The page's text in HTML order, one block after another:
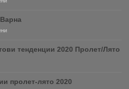
RONSEAL
PURDY!
за
тенденции 2020 Пролет/Лято
пролет-лято 2020